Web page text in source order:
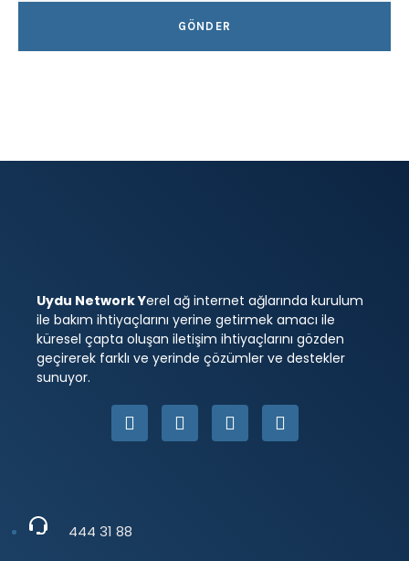
GÖNDER
Uydu Network Yerel ağ internet ağlarında kurulum
ile bakım ihtiyaçlarını yerine getirmek amacı ile
küresel çapta oluşan iletişim ihtiyaçlarını gözden
geçirerek farklı ve yerinde çözümler ve destekler
sunuyor.
444 31 88